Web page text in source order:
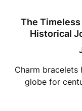
The
Historical
Charm bracelets
globe for